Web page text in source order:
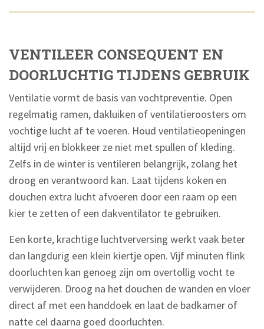
VENTILEER CONSEQUENT EN
DOORLUCHTIG TIJDENS GEBRUIK
Ventilatie vormt de basis van vochtpreventie. Open
regelmatig ramen, dakluiken of ventilatieroosters om
vochtige lucht af te voeren. Houd ventilatieopeningen
altijd vrij en blokkeer ze niet met spullen of kleding.
Zelfs in de winter is ventileren belangrijk, zolang het
droog en verantwoord kan. Laat tijdens koken en
douchen extra lucht afvoeren door een raam op een
kier te zetten of een dakventilator te gebruiken.
Een korte, krachtige luchtverversing werkt vaak beter
dan langdurig een klein kiertje open. Vijf minuten flink
doorluchten kan genoeg zijn om overtollig vocht te
verwijderen. Droog na het douchen de wanden en vloer
direct af met een handdoek en laat de badkamer of
natte cel daarna goed doorluchten.